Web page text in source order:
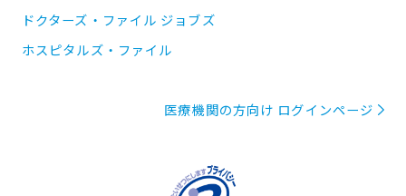
ドクターズ・ファイル ジョブズ
ホスピタルズ・ファイル
医療機関の方向け ログインページ